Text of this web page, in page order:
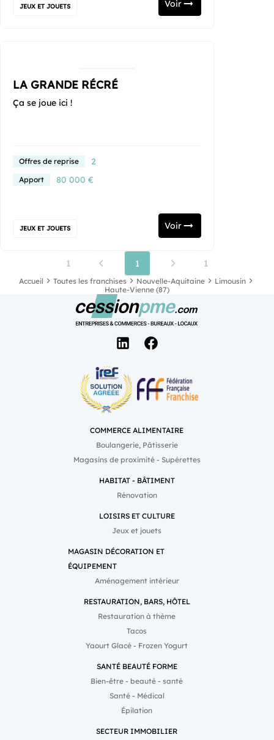
JEUX ET JOUETS Voir
LA GRANDE RÉCRÉ
Ça se joue ici !
Offres de reprise 2
Apport 80 000 €
JEUX ET JOUETS Voir
1 1 1
Accueil Toutes les franchises Nouvelle-Aquitaine
Limousin
Haute-Vienne (87)
COMMERCE ALIMENTAIRE
Boulangerie, Pâtisserie
Magasins de proximité - Supérettes
HABITAT - BÂTIMENT
Rénovation
LOISIRS ET CULTURE
Jeux et jouets
MAGASIN DÉCORATION ET
ÉQUIPEMENT
Aménagement intérieur
RESTAURATION, BARS, HÔTEL
Restauration à thème
Tacos
Yaourt Glacé - Frozen Yogurt
SANTÉ BEAUTÉ FORME
Bien-être - beauté - santé
Santé - Médical
Épilation
SECTEUR IMMOBILIER